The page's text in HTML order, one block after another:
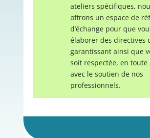
ateliers spécifiques,
offrons un espace de
d’échange pour que
élaborer des directives
garantissant ainsi que
soit respectée, en toute
avec le soutien de nos
professionnels.